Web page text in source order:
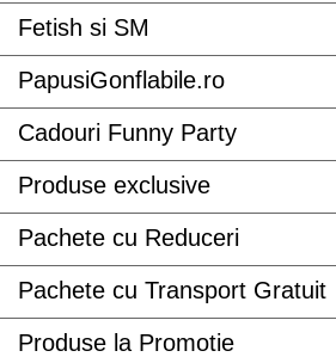
Fetish si SM
PapusiGonflabile.ro
Cadouri Funny Party
Produse exclusive
Pachete cu Reduceri
Pachete cu Transport Gratuit
Produse la Promotie